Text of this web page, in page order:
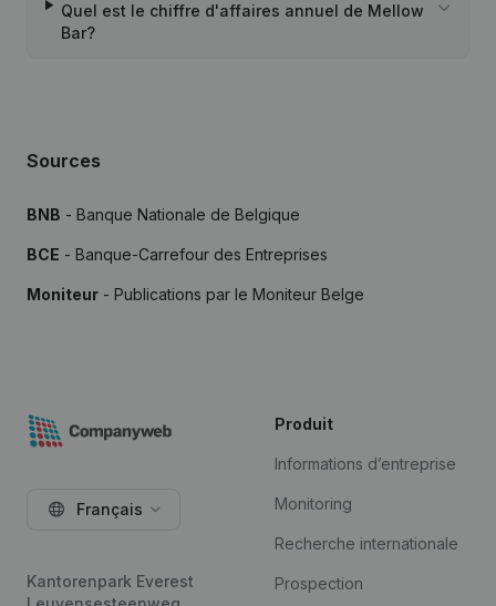
Quel est le chiffre d'affaires annuel de Mellow
Bar?
Sources
BNB - Banque Nationale de Belgique
BCE - Banque-Carrefour des Entreprises
Moniteur - Publications par le Moniteur Belge
Français
Kantorenpark Everest
Produit
Informations d’entreprise
Monitoring
Recherche internationale
Prospection